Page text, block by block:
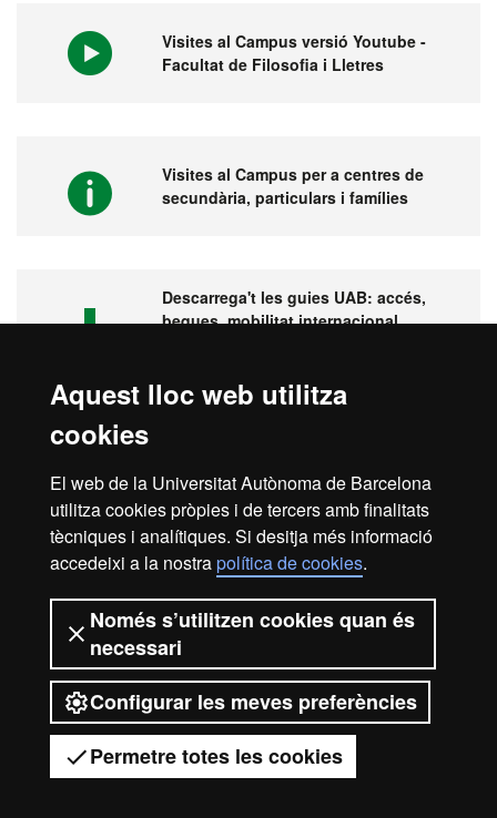
Aquest lloc web utilitza
cookies
El web de la Universitat Autònoma de Barcelona
utilitza cookies pròpies i de tercers amb finalitats
tècniques i analítiques. Si desitja més informació
accedeixi a la nostrapolítica de cookies.
Només s’utilitzen cookies quan és
necessari
Configurar les meves preferències
Permetre totes les cookies
Tens dubtes?
Visites al Campus versió Youtube -
Facultat de Filosofia i Lletres
Visites al Campus per a centres de
secundària, particulars i famílies
Descarrega't les guies UAB: accés,
beques, mobilitat internacional,
Avís legal Protecció de dades
Sobre el web
Accessibilitat web
2026 Universitat Autònoma de
Barcelona